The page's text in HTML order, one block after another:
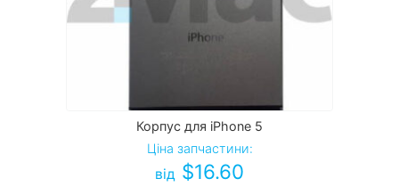
Корпус для iPhone 5
Ціна запчастини:
від $16.60